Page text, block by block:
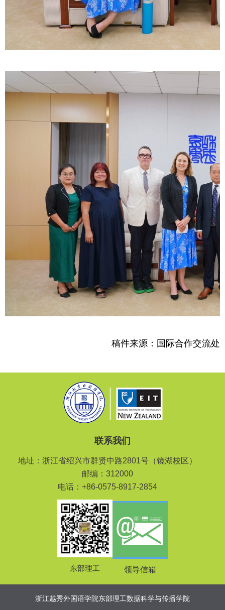
稿件来源： 国际合作交流处
联系我们
地址：浙江省绍兴市群贤中路2801号（镜湖校区）
邮编：312000
电话：+86-0575-8917-2854
东部理工 领导信箱
浙江越秀外国语学院东部理工数据科学与传播学院